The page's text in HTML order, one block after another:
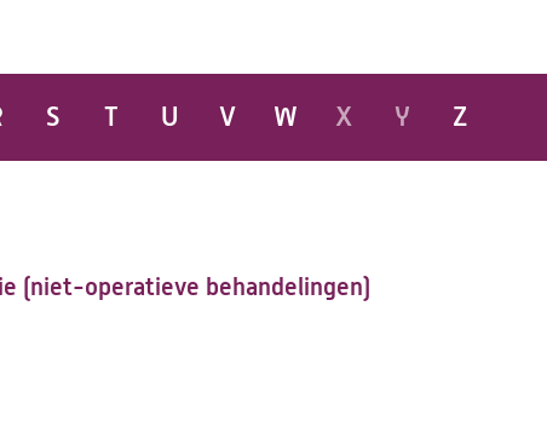
S T U V W X Y Z
(niet-operatieve behandelingen)